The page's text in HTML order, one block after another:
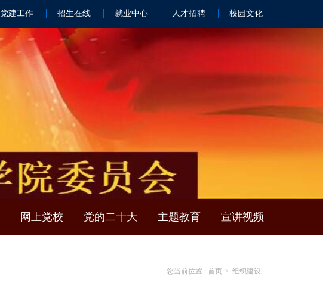
党建工作 招生在线 就业中心 人才招聘 校园文化
网上党校 党的二十大 主题教育 宣讲视频
您当前位置 : 首页 > 组织建设